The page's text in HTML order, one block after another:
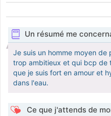
Un résumé me
Je suis un homme moyen
trop ambitieux et qui bcp de
que je suis fort en amour et
dans l'eau.
Ce que j'attends de